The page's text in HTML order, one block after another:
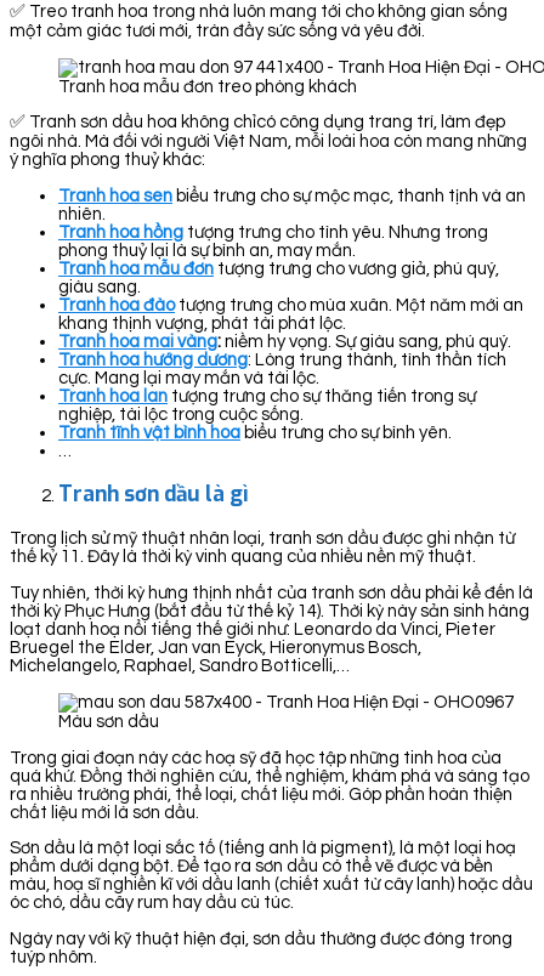
✅ Treo tranh hoa trong nhà luôn mang tới cho không gian sống
một cảm giác tươi mới, tràn đầy sức sống và yêu đời.
Tranh hoa mẫu đơn treo phòng khách
✅ Tranh sơn dầu hoa không chỉcó công dụng trang trí, làm đẹp
ngôi nhà. Mà đối với người Việt Nam, mỗi loài hoa còn mang những
ý nghĩa phong thuỷ khác:
Tranh hoa sen biểu trưng cho sự mộc mạc, thanh tịnh và an
nhiên.
Tranh hoa hồng tượng trưng cho tình yêu. Nhưng trong
phong thuỷ lại là sự bình an, may mắn.
Tranh hoa mẫu đơn tượng trưng cho vương giả, phú quý,
giàu sang.
Tranh hoa đàotượng trưng cho mùa xuân. Một năm mới an
khang thịnh vượng, phát tài phát lộc.
Tranh hoa mai vàng: niềm hy vọng. Sự giàu sang, phú quý.
Tranh hoa hướng dương: Lòng trung thành, tình thần tích
cực. Mang lại may mắn và tài lộc.
Tranh hoa lan tượng trưng cho sự thăng tiến trong sự
nghiệp, tài lộc trong cuộc sống.
Tranh tĩnh vật bình hoa biểu trưng cho sự bình yên.
…
Tranh sơn dầu là gì
Trong lịch sử mỹ thuật nhân loại, tranh sơn dầu được ghi nhận từ
thế kỷ 11. Đây là thời kỳ vinh quang của nhiều nền mỹ thuật.
Tuy nhiên, thời kỳ hưng thịnh nhất của tranh sơn dầu phải kể đến là
thời kỳ Phục Hưng (bắt đầu từ thế kỷ 14). Thời kỳ này sản sinh hàng
loạt danh hoạ nổi tiếng thế giới như: Leonardo da Vinci, Pieter
Bruegel the Elder, Jan van Eyck, Hieronymus Bosch,
Michelangelo, Raphael, Sandro Botticelli,…
Màu sơn dầu
Trong giai đoạn này các hoạ sỹ đã học tập những tinh hoa của
quá khứ. Đồng thời nghiên cứu, thể nghiệm, khám phá và sáng tạo
ra nhiều trường phái, thể loại, chất liệu mới. Góp phần hoàn thiện
chất liệu mới là sơn dầu.
Sơn dầu là một loại sắc tố (tiếng anh là pigment), là một loại hoạ
phẩm dưới dạng bột. Để tạo ra sơn dầu có thể vẽ được và bền
màu, hoạ sĩ nghiền kĩ với dầu lanh (chiết xuất từ cây lanh) hoặc dầu
óc chó, dầu cây rum hay dầu cù túc.
Ngày nay với kỹ thuật hiện đại, sơn dầu thường được đóng trong
tuýp nhôm.